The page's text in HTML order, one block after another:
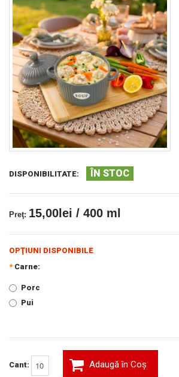
DISPONIBILITATE: ÎN STOC
Preţ: 15,00lei / 400 ml
OPŢIUNI DISPONIBILE
* Carne:
Porc
Pui
Cant: Adaugă în Coş